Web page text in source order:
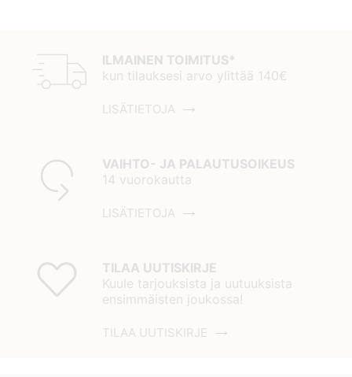
ILMAINEN TOIMITUS*
kun tilauksesi arvo ylittää 140€
LISÄTIETOJA
VAIHTO- JA PALAUTUSOIKEUS
14 vuorokautta
LISÄTIETOJA
TILAA UUTISKIRJE
Kuule tarjouksista ja uutuuksista
ensimmäisten joukossa!
TILAA UUTISKIRJE